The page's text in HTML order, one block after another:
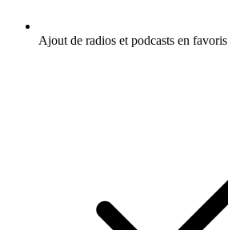
Ajout de radios et podcasts en favoris